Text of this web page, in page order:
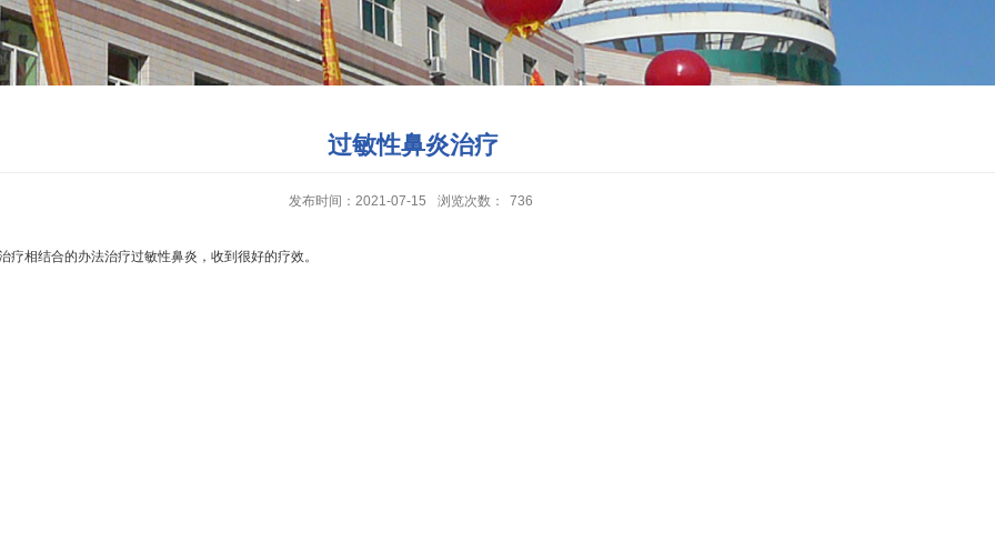
过敏性鼻炎治疗
发布时间：2021-07-15 浏览次数： 736
疗相结合的办法治疗过敏性鼻炎，收到很好的疗效。